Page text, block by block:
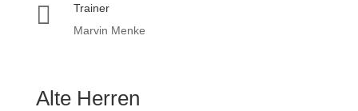

Trainer
Marvin Menke
Alte Herren